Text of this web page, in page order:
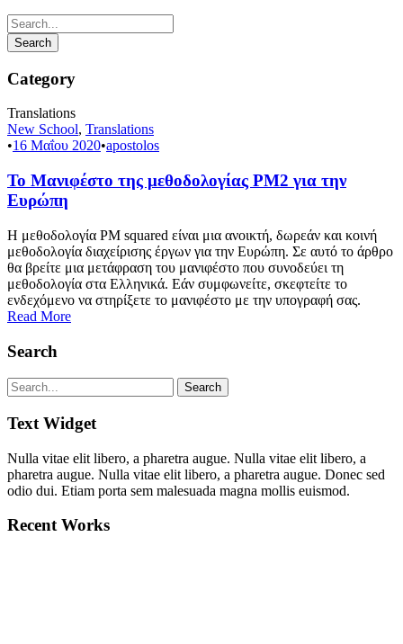
Category
Translations
New School, Translations
•16 Μαΐου 2020•apostolos
Το Μανιφέστο της μεθοδολογίας PM2 για την
Ευρώπη
Η μεθοδολογία PM squared είναι μια ανοικτή, δωρεάν και κοινή
μεθοδολογία διαχείρισης έργων για την Ευρώπη. Σε αυτό το άρθρο
θα βρείτε μια μετάφραση του μανιφέστο που συνοδεύει τη
μεθοδολογία στα Ελληνικά. Εάν συμφωνείτε, σκεφτείτε το
ενδεχόμενο να στηρίξετε το μανιφέστο με την υπογραφή σας.
Read More
Search
Text Widget
Nulla vitae elit libero, a pharetra augue. Nulla vitae elit libero, a
pharetra augue. Nulla vitae elit libero, a pharetra augue. Donec sed
odio dui. Etiam porta sem malesuada magna mollis euismod.
Recent Works